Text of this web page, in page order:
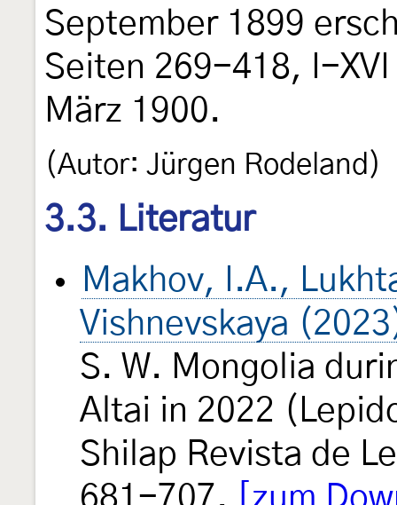
September 1899
Seiten 269-418, I-XVI
März 1900.
(Autor: Jürgen Rodeland)
3.3. Literatur
Makhov, I.A.,
Vishnevskaya
S. W. Mongolia
Altai in 2022
Shilap Revista de
681-707.
[zum